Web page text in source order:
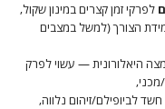
לפרקי זמן קצרים במינון שקול,
הצורך (למשל במצבים
היאלורונית — עשוי לפרק
מכני,
לביופילם/זיהום נלווה,